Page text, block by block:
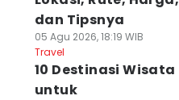
dan Tipsnya
05 Agu 2026, 18:19 WIB
Travel
10 Destinasi Wisata
untuk